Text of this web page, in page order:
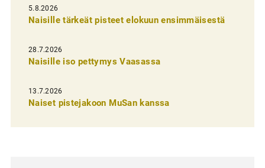
i
e
n
s
e
l
5.8.2026
Naisille tärkeät pisteet elokuun ensimmäisestä
28.7.2026
Naisille iso pettymys Vaasassa
13.7.2026
Naiset pistejakoon MuSan kanssa